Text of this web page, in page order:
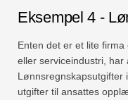
Eksempel 4 -
Enten det er et lite
eller serviceindustri, har
Lønnsregnskapsutgifter
utgifter til ansattes